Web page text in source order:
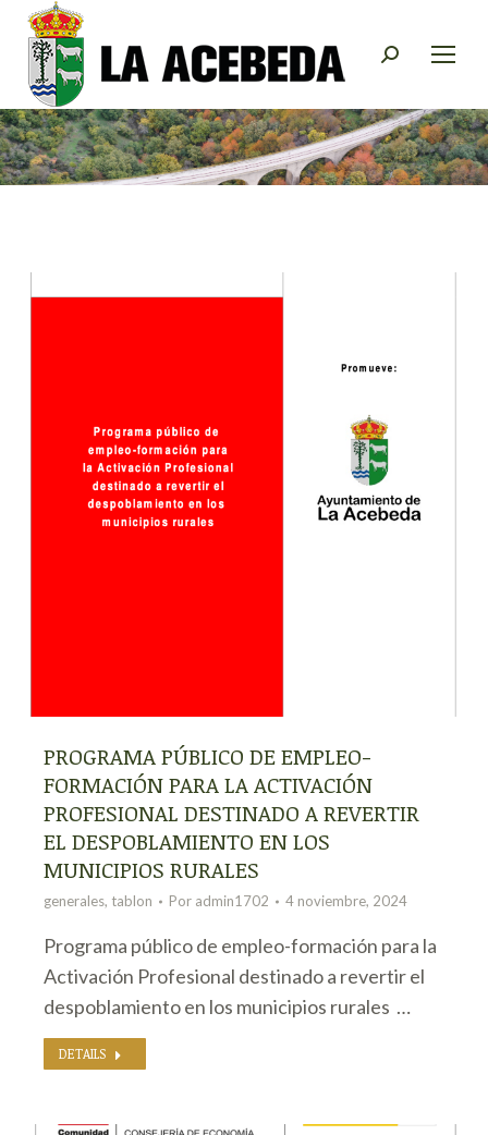
Buscar:
PROGRAMA PÚBLICO DE EMPLEO-
FORMACIÓN PARA LA ACTIVACIÓN
PROFESIONAL DESTINADO A REVERTIR
EL DESPOBLAMIENTO EN LOS
MUNICIPIOS RURALES
generales, tablon Por admin1702 4 noviembre, 2024
Programa público de empleo-formación para la
Activación Profesional destinado a revertir el
despoblamiento en los municipios rurales …
DETAILS